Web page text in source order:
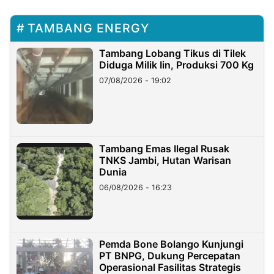
TAMBANG ENERGY
Tambang Lobang Tikus di Tilek
Diduga Milik Iin, Produksi 700 Kg
07/08/2026 - 19:02
Tambang Emas Ilegal Rusak
TNKS Jambi, Hutan Warisan
Dunia
06/08/2026 - 16:23
Pemda Bone Bolango Kunjungi
PT BNPG, Dukung Percepatan
Operasional Fasilitas Strategis